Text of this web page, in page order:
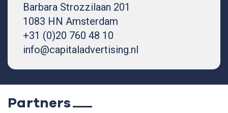
Barbara Strozzilaan 201
1083 HN Amsterdam
+31 (0)20 760 48 10
info@capitaladvertising.nl
Partners